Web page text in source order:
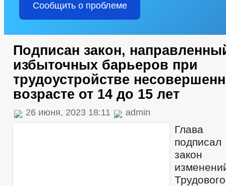
Сообщить о проблеме
Подписан закон,
избыточных барьеров при
трудоустройстве
возрасте от 14 до 15 лет
26 июня, 2023 18:11 admin
Глава
закон